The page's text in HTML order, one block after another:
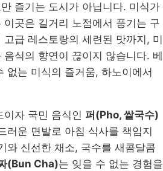
즐기는 도시가 아닙니다. 미식가
곳은 길거리 노점에서 풍기는 구
급 레스토랑의 세련된 맛까지, 미
식의 향연이 끊이지 않습니다. 베
없는 미식의 즐거움, 하노이에서
이자 국민 음식인 퍼(Pho, 쌀국수)
러운 면발로 아침 식사를 책임지
와 신선한 채소, 국수를 새콤달콤
(Bun Cha)는 잊을 수 없는 경험을